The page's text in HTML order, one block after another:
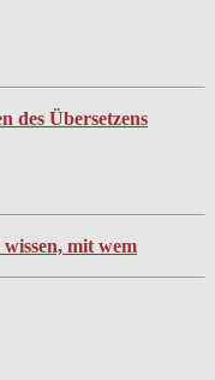
des Übersetzens
mit wem